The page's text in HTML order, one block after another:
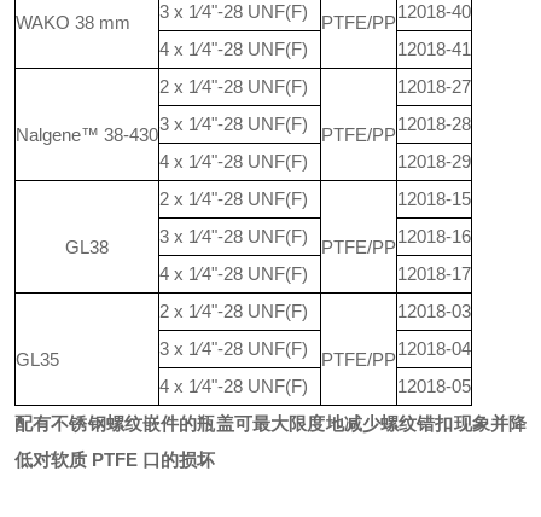
WAKO 38 mm PTFE/PP
3 x 1⁄4"-28 UNF(F)
12018-40
4 x 1⁄4"-28 UNF(F)
12018-41
Nalgene™ 38-430
2 x 1⁄4"-28 UNF(F)
PTFE/PP
12018-27
3 x 1⁄4"-28 UNF(F)
12018-28
4 x 1⁄4"-28 UNF(F)
12018-29
GL38
2 x 1⁄4"-28 UNF(F)
PTFE/PP
12018-15
3 x 1⁄4"-28 UNF(F)
12018-16
4 x 1⁄4"-28 UNF(F)
12018-17
GL35
2 x 1⁄4"-28 UNF(F)
PTFE/PP
12018-03
3 x 1⁄4"-28 UNF(F)
12018-04
4 x 1⁄4"-28 UNF(F)
12018-05
配有不锈钢螺纹嵌件的瓶盖可最大限度地减少螺纹错扣现象并降
低对软质 PTFE 口的损坏